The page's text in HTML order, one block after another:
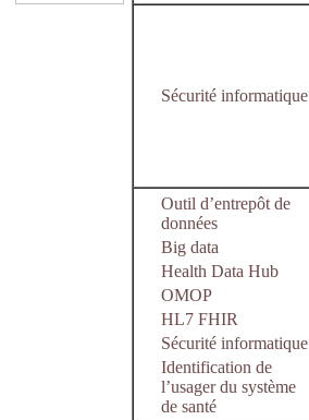
Sécurité informatique
Outil d’entrepôt de
données
Big data
Health Data Hub
OMOP
HL7 FHIR
Sécurité informatique
Identification de
l’usager du système
de santé